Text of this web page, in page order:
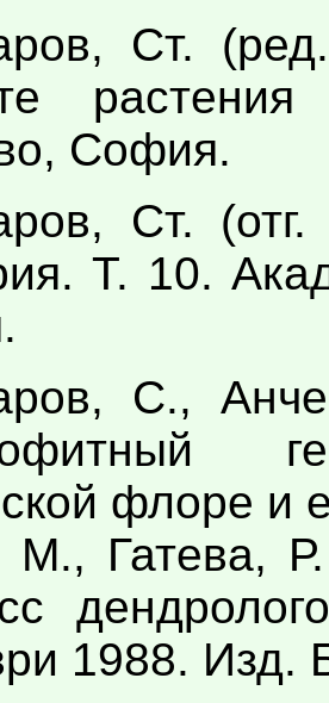
Ст.
София.
Ст.
Т. 10.
С.,
флоре и
М., Гатева,
1988.